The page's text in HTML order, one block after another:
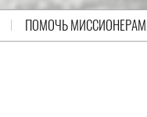
ПОМОЧЬ МИССИОНЕРАМ